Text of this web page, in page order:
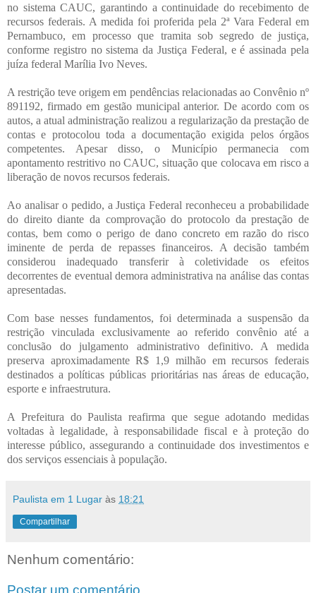
no sistema CAUC, garantindo a continuidade do recebimento de
recursos federais. A medida foi proferida pela 2ª Vara Federal em
Pernambuco, em processo que tramita sob segredo de justiça,
conforme registro no sistema da Justiça Federal, e é assinada pela
juíza federal Marília Ivo Neves.
A restrição teve origem em pendências relacionadas ao Convênio nº
891192, firmado em gestão municipal anterior. De acordo com os
autos, a atual administração realizou a regularização da prestação de
contas e protocolou toda a documentação exigida pelos órgãos
competentes. Apesar disso, o Município permanecia com
apontamento restritivo no CAUC, situação que colocava em risco a
liberação de novos recursos federais.
Ao analisar o pedido, a Justiça Federal reconheceu a probabilidade
do direito diante da comprovação do protocolo da prestação de
contas, bem como o perigo de dano concreto em razão do risco
iminente de perda de repasses financeiros. A decisão também
considerou inadequado transferir à coletividade os efeitos
decorrentes de eventual demora administrativa na análise das contas
apresentadas.
Com base nesses fundamentos, foi determinada a suspensão da
restrição vinculada exclusivamente ao referido convênio até a
conclusão do julgamento administrativo definitivo. A medida
preserva aproximadamente R$ 1,9 milhão em recursos federais
destinados a políticas públicas prioritárias nas áreas de educação,
esporte e infraestrutura.
A Prefeitura do Paulista reafirma que segue adotando medidas
voltadas à legalidade, à responsabilidade fiscal e à proteção do
interesse público, assegurando a continuidade dos investimentos e
dos serviços essenciais à população.
Paulista em 1 Lugar às 18:21
Compartilhar
Nenhum comentário: